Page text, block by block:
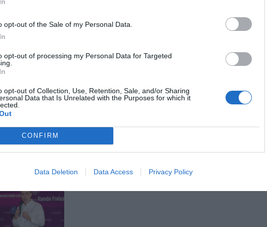
opt-out of the Sale of my Personal Data.
opt-out of processing my Personal Data for Targeted
opt-out of Collection, Use, Retention, Sale, and/or Sharing
Data that Is Unrelated with the Purposes for which it
CONFIRM
Data Deletion Data Access Privacy Policy
de la compra a través del descuento de
preferida de Google de
de actualidad